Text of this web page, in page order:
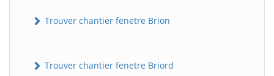
Trouver chantier fenetre Brion
Trouver chantier fenetre Briord